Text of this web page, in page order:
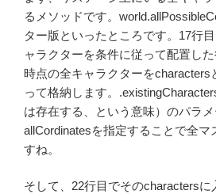
るメソッドです。
ター版といったところです。17行
ャラクターを条件に従って配置し
時点の全キャラクターをcharacters
って格納します。
は存在する、という意味）のパラメ
allCordinatesを指定することで全
すね。
そして、22行目でそのcharactersに